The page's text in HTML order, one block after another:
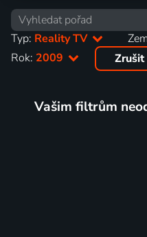
Typ: Reality TV
Rok: 2009 Zrušit
Vašim filtrům